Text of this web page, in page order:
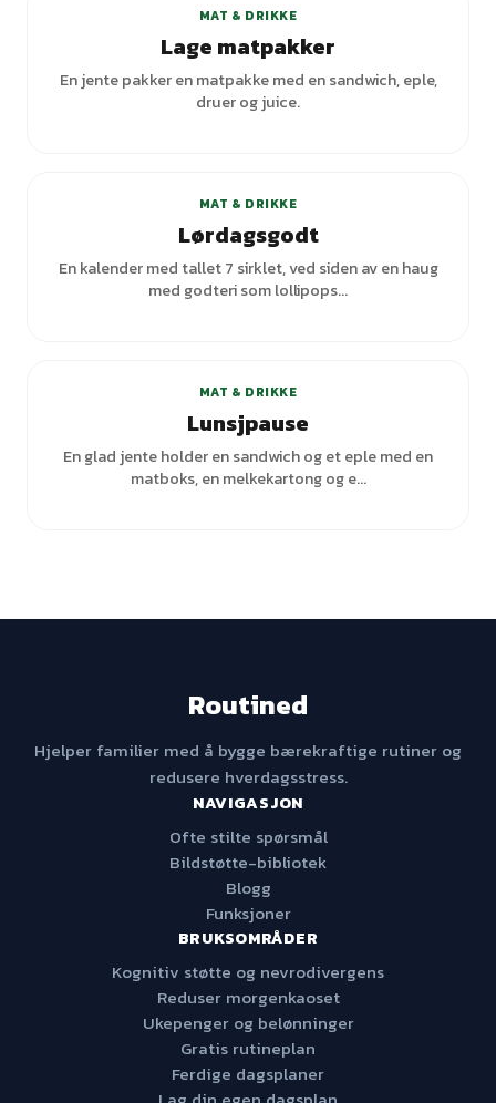
MAT & DRIKKE
Lage matpakker
En jente pakker en matpakke med en sandwich, eple,
druer og juice.
MAT & DRIKKE
Lørdagsgodt
En kalender med tallet 7 sirklet, ved siden av en haug
med godteri som lollipops...
MAT & DRIKKE
Lunsjpause
En glad jente holder en sandwich og et eple med en
matboks, en melkekartong og e...
Routined
Hjelper familier med å bygge bærekraftige rutiner og
redusere hverdagsstress.
NAVIGASJON
Ofte stilte spørsmål
Bildstøtte-bibliotek
Blogg
Funksjoner
BRUKSOMRÅDER
Kognitiv støtte og nevrodivergens
Reduser morgenkaoset
Ukepenger og belønninger
Gratis rutineplan
Ferdige dagsplaner